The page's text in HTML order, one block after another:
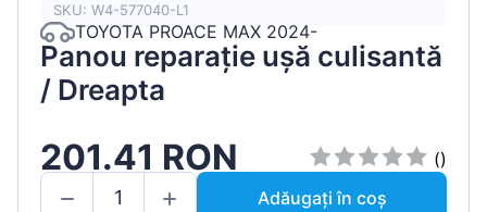
SKU: W4-577040-L1
TOYOTA PROACE MAX 2024-
Panou reparație ușă culisantă
/ Dreapta
201.41 RON
()
Adăugați în coș